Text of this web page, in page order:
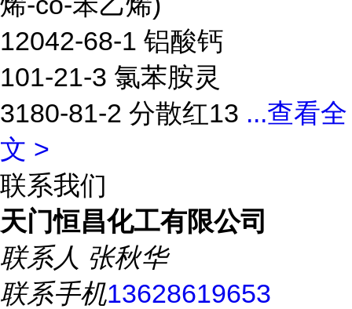
12042-68-1 铝酸钙
101-21-3 氯苯胺灵
3180-81-2 分散红13 ...查看全
文 >
联系我们
天门恒昌化工有限公司
联系人 张秋华
联系手机13628619653